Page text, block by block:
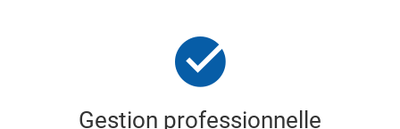
Gestion professionnelle